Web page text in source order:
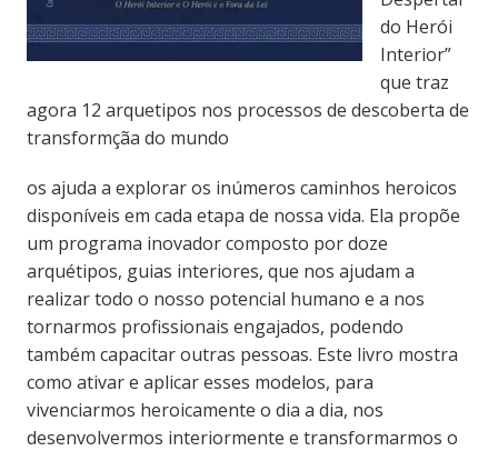
do Herói
Interior”
que traz
agora 12 arquetipos nos processos de descoberta de
transformçãa do mundo
os ajuda a explorar os inúmeros caminhos heroicos
disponíveis em cada etapa de nossa vida. Ela propõe
um programa inovador composto por doze
arquétipos, guias interiores, que nos ajudam a
realizar todo o nosso potencial humano e a nos
tornarmos profissionais engajados, podendo
também capacitar outras pessoas. Este livro mostra
como ativar e aplicar esses modelos, para
vivenciarmos heroicamente o dia a dia, nos
desenvolvermos interiormente e transformarmos o